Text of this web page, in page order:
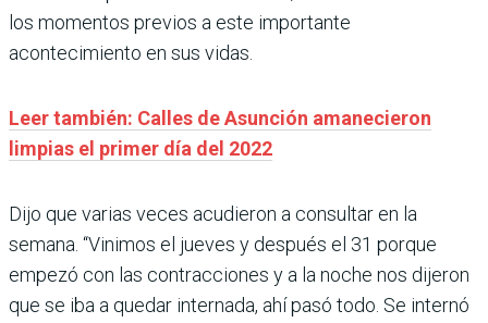
los momentos previos a este importante
acontecimiento en sus vidas.
Leer también: Calles de Asunción amanecieron
limpias el primer día del 2022
Dijo que varias veces acudieron a consultar en la
semana. “Vinimos el jueves y después el 31 porque
empezó con las contracciones y a la noche nos dijeron
que se iba a quedar internada, ahí pasó todo. Se internó